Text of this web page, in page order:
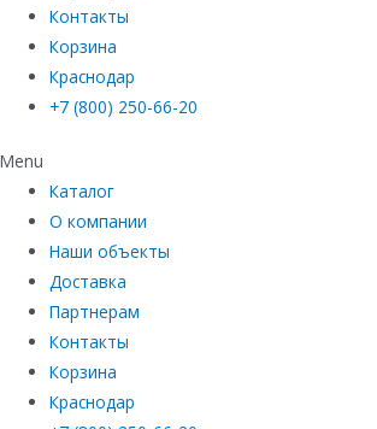
Контакты
Корзина
Краснодар
+7 (800) 250-66-20
Menu
Каталог
О компании
Наши объекты
Доставка
Партнерам
Контакты
Корзина
Краснодар